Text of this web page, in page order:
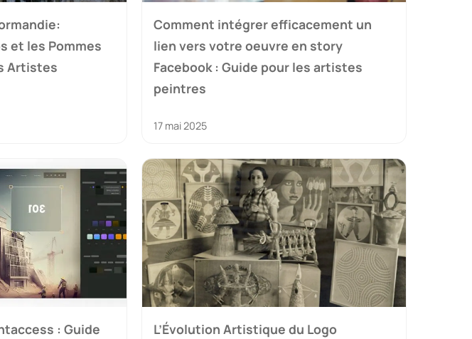
et les Pommes
Artistes
Comment intégrer efficacement un
lien vers votre oeuvre en story
Facebook : Guide pour les artistes
peintres
17 mai 2025
: Guide
L’Évolution Artistique du Logo